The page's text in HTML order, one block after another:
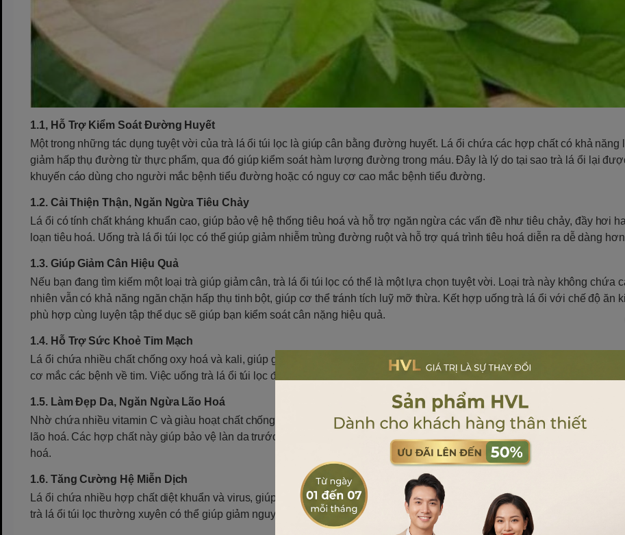
1.1, Hỗ Trợ Kiểm Soát Đường Huyết
Một trong những tác dụng tuyệt vời của trà lá ổi túi lọc là giúp cân bằng đường huyết. Lá ổi chứa các hợp chất có khả năng
giảm hấp thụ đường từ thực phẩm, qua đó giúp kiểm soát hàm lượng đường trong máu. Đây là lý do tại sao trà lá ổi lại
khuyến cáo dùng cho người mắc bệnh tiểu đường hoặc có nguy cơ cao mắc bệnh tiểu đường.
1.2. Cải Thiện Thận, Ngăn Ngừa Tiêu Chảy
Lá ổi có tính chất kháng khuẩn cao, giúp bảo vệ hệ thống tiêu hoá và hỗ trợ ngăn ngừa các vấn đề như tiêu chảy, đầy hơi
loạn tiêu hoá. Uống trà lá ổi túi lọc có thể giúp giảm nhiễm trùng đường ruột và hỗ trợ quá trình tiêu hoá diễn ra dễ dàng
1.3. Giúp Giảm Cân Hiệu Quả
Nếu bạn đang tìm kiếm một loại trà giúp giảm cân, trà lá ổi túi lọc có thể là một lựa chọn tuyệt vời. Loại trà này không chứa
nhiên vẫn có khả năng ngăn chặn hấp thụ tinh bột, giúp cơ thể tránh tích luỹ mỡ thừa. Kết hợp uống trà lá ổi với chế độ ăn
phù hợp cùng luyện tập thể dục sẽ giúp bạn kiểm soát cân nặng hiệu quả.
1.4. Hỗ Trợ Sức Khoẻ Tim Mạch
Lá ổi chứa nhiều chất chống oxy hoá và kali, giúp giảm nồng độ cholesterol xấu trong cơ thể, qua đó bảo vệ tim mạch và
cơ mắc các bệnh về tim. Việc uống trà lá ổi túi lọc đều đặn có thể giúp mức huyết áp ổn định và tăng cường sức khoẻ tim
1.5. Làm Đẹp Da, Ngăn Ngừa Lão Hoá
Nhờ chứa nhiều vitamin C và giàu hoạt chất chống oxy hoá, trà lá ổi túi lọc có khả năng giúp làm dịu da, giảm mụn và ngăn
lão hoá. Các hợp chất này giúp bảo vệ làn da trước ảnh hưởng của gốc tự do, làm chậm quá trình lão hoá và duy trì cho da
hoá.
1.6. Tăng Cường Hệ Miễn Dịch
Lá ổi chứa nhiều hợp chất diệt khuẩn và virus, giúp cơ thể tăng cường sức đề kháng giúp chống lại các tác nhân gây bệnh.
trà lá ổi túi lọc thường xuyên có thể giúp giảm nguy cơ mắc cảm cúm, viêm phế quản cùng các bệnh viêm nhiễm khác.